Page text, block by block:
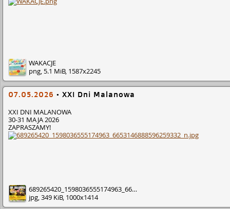
WAKACJE
png, 5.1 MiB, 1587x2245
07.05.2026 • XXI Dni Malanowa
XXI DNI MALANOWA
30-31 MAJA 2026
ZAPRASZAMY!
689265420_1598036555174963_6653146888596259332_n
jpg, 349 KiB, 1000x1414